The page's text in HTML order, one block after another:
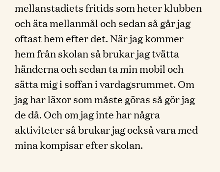
mellanstadiets fritids som heter klubben
och äta mellanmål och sedan så går jag
oftast hem efter det. När jag kommer
hem från skolan så brukar jag tvätta
händerna och sedan ta min mobil och
sätta mig i soffan i vardagsrummet. Om
jag har läxor som måste göras så gör jag
de då. Och om jag inte har några
aktiviteter så brukar jag också vara med
mina kompisar efter skolan.